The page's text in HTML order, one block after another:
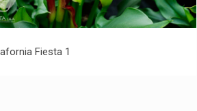
Callafornia Fiesta 1
Fiesta 1